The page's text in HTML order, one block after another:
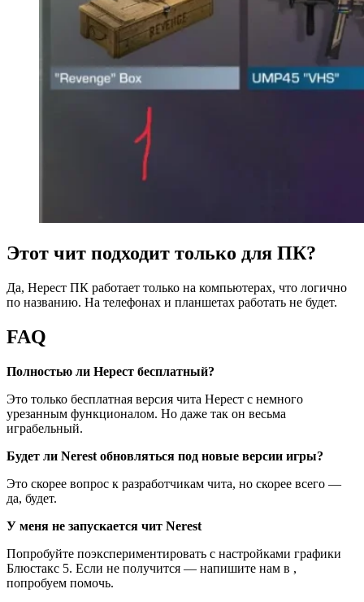
Этот чит подходит только для ПК?
Да, Нерест ПК работает только на компьютерах, что логично
по названию. На телефонах и планшетах работать не будет.
FAQ
Полностью ли Нерест бесплатный?
Это только бесплатная версия чита Нерест с немного
урезанным функционалом. Но даже так он весьма
играбельный.
Будет ли Nerest обновляться под новые версии игры?
Это скорее вопрос к разработчикам чита, но скорее всего —
да, будет.
У меня не запускается чит Nerest
Попробуйте поэкспериментировать с настройками графики
Блюстакс 5. Если не получится — напишите нам в ,
попробуем помочь.